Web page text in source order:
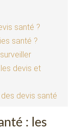
santé ?
santé ?
devis et
devis santé
: les